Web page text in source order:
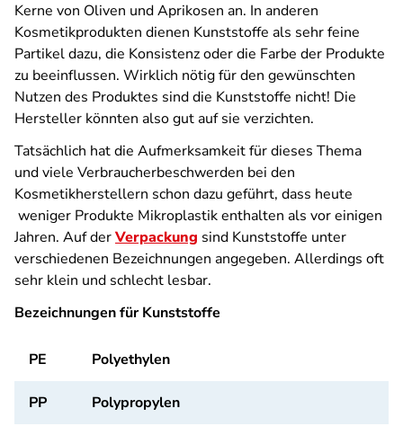
Kerne von Oliven und Aprikosen an. In anderen
Kosmetikprodukten dienen Kunststoffe als sehr feine
Partikel dazu, die Konsistenz oder die Farbe der Produkte
zu beeinflussen. Wirklich nötig für den gewünschten
Nutzen des Produktes sind die Kunststoffe nicht! Die
Hersteller könnten also gut auf sie verzichten.
Tatsächlich hat die Aufmerksamkeit für dieses Thema
und viele Verbraucherbeschwerden bei den
Kosmetikherstellern schon dazu geführt, dass heute
weniger Produkte Mikroplastik enthalten als vor einigen
Jahren. Auf derVerpackung sind Kunststoffe unter
verschiedenen Bezeichnungen angegeben. Allerdings oft
sehr klein und schlecht lesbar.
Bezeichnungen für Kunststoffe
PE Polyethylen
PP Polypropylen